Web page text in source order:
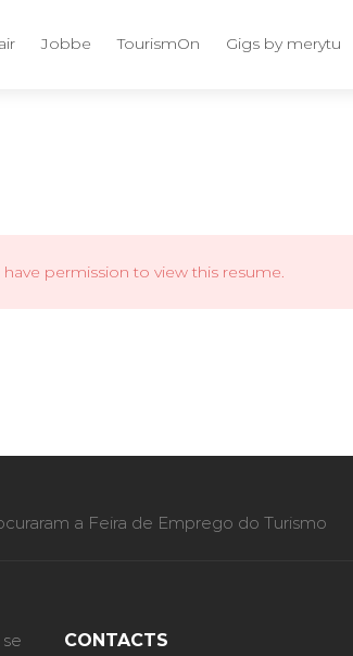
Jobbe TourismOn Gigs by merytu
permission to view this resume.
a Feira de Emprego do Turismo
CONTACTS